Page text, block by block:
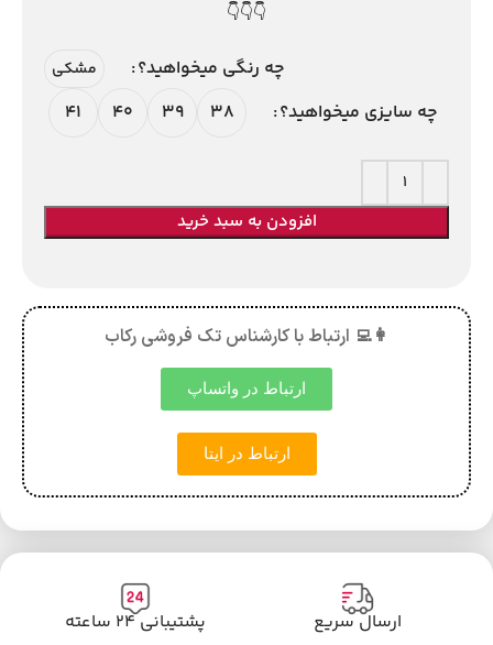
👇👇👇
چه رنگی میخواهید؟ مشکی
چه سایزی میخواهید؟ 38
39
40
41
افزودن به سبد خرید
👩‍💻 ارتباط با کارشناس تک فروشی رکاب
ارتباط در واتساپ
ارتباط در ایتا
ارسال سریع پشتیبانی ۲۴ ساعته